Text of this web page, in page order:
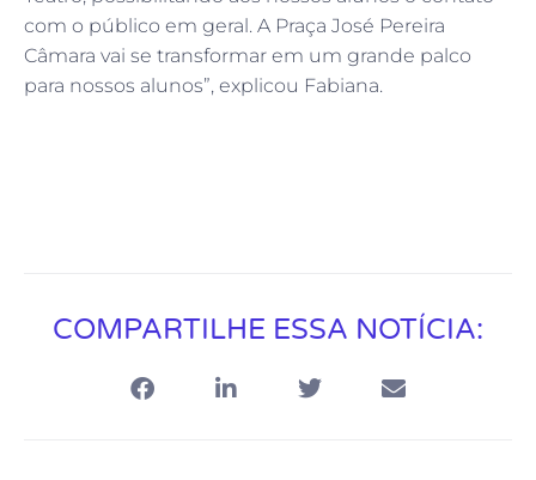
com o público em geral. A Praça José Pereira
Câmara vai se transformar em um grande palco
para nossos alunos”, explicou Fabiana.
COMPARTILHE ESSA NOTÍCIA: